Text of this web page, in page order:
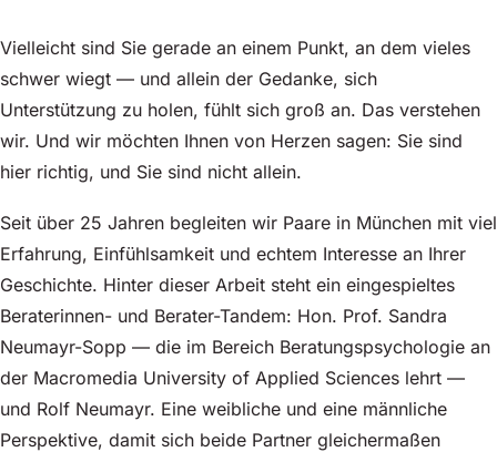
Vielleicht sind Sie gerade an einem Punkt, an dem vieles
schwer wiegt — und allein der Gedanke, sich
Unterstützung zu holen, fühlt sich groß an. Das verstehen
wir. Und wir möchten Ihnen von Herzen sagen: Sie sind
hier richtig, und Sie sind nicht allein.
Seit über 25 Jahren begleiten wir Paare in München mit viel
Erfahrung, Einfühlsamkeit und echtem Interesse an Ihrer
Geschichte. Hinter dieser Arbeit steht ein eingespieltes
Beraterinnen- und Berater-Tandem: Hon. Prof. Sandra
Neumayr-Sopp — die im Bereich Beratungspsychologie an
der Macromedia University of Applied Sciences lehrt —
und Rolf Neumayr. Eine weibliche und eine männliche
Perspektive, damit sich beide Partner gleichermaßen